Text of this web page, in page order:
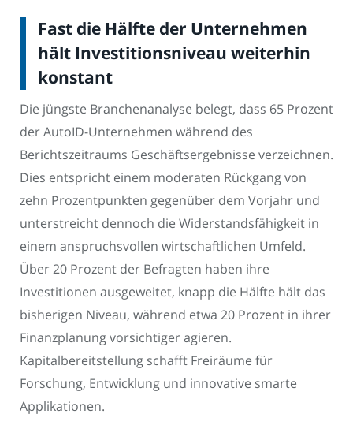
Fast die Hälfte der Unternehmen
hält Investitionsniveau weiterhin
konstant
Die jüngste Branchenanalyse belegt, dass 65 Prozent
der AutoID-Unternehmen während des
Berichtszeitraums Geschäftsergebnisse verzeichnen.
Dies entspricht einem moderaten Rückgang von
zehn Prozentpunkten gegenüber dem Vorjahr und
unterstreicht dennoch die Widerstandsfähigkeit in
einem anspruchsvollen wirtschaftlichen Umfeld.
Über 20 Prozent der Befragten haben ihre
Investitionen ausgeweitet, knapp die Hälfte hält das
bisherigen Niveau, während etwa 20 Prozent in ihrer
Finanzplanung vorsichtiger agieren.
Kapitalbereitstellung schafft Freiräume für
Forschung, Entwicklung und innovative smarte
Applikationen.